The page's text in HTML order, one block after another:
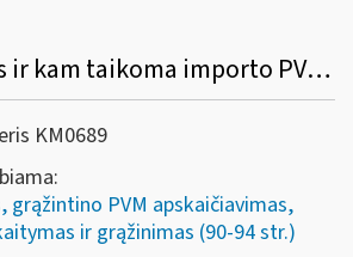
Kuriais atvejais ir kam taikoma importo PVM įskaitymo (sumokėjimo) VMI tvarka?
KM0689
grąžintino PVM apskaičiavimas,
ir grąžinimas (90-94 str.)